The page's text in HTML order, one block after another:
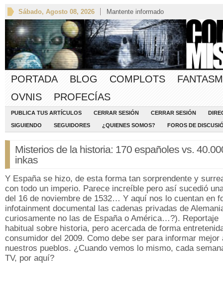
Sábado, Agosto 08, 2026 Mantente informado
PORTADA BLOG COMPLOTS
OVNIS
PROFECÍAS
PUBLICA TUS ARTÍCULOS CERRAR SESIÓN CERRAR SESIÓN
SIGUIENDO SEGUIDORES ¿QUIENES SOMOS? FOROS DE
Misterios de la historia: 170 españoles vs.
inkas
Y España se hizo, de esta forma tan sorprendente y
con todo un imperio. Parece increíble pero así sucedió
del 16 de noviembre de 1532… Y aquí nos lo cuentan en
infotainment documental las cadenas privadas de
curiosamente no las de España o América…?). Reportaje
habitual sobre historia, pero acercada de forma
consumidor del 2009. Como debe ser para informar mejor
nuestros pueblos. ¿Cuando vemos lo mismo, cada
TV, por aquí?